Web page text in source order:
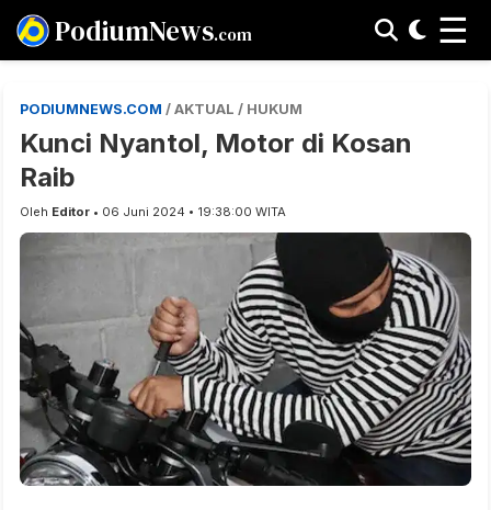
PodiumNews.com ☰
PODIUMNEWS.COM / AKTUAL / HUKUM
Kunci Nyantol, Motor di Kosan
Raib
Oleh Editor • 06 Juni 2024 • 19:38:00 WITA